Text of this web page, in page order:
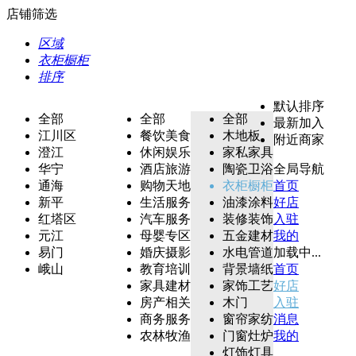
店铺筛选
区域
衣柜橱柜
排序
全部
江川区
澄江
华宁
通海
新平
红塔区
元江
易门
峨山
全部
餐饮美食
休闲娱乐
酒店旅游
购物天地
生活服务
汽车服务
母婴专区
婚庆摄影
教育培训
家具建材
房产相关
商务服务
农林牧渔
全部
木地板
家私家具
陶瓷卫浴
衣柜橱柜
油漆涂料
装修装饰
五金建材
水电管道
背景墙纸
家饰工艺
木门
窗帘家纺
门窗灶炉
灯饰灯具
默认排序
最新加入
附近商家
全局导航
首页
好店
入驻
我的
加载中...
首页
好店
入驻
消息
我的